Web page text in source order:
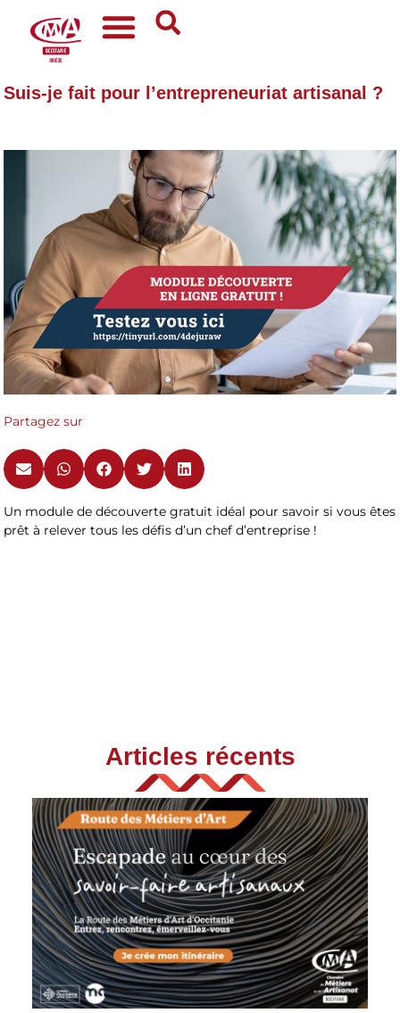
Suis-je fait pour l’entrepreneuriat artisanal ?
Partagez sur
Un module de découverte gratuit idéal pour savoir si vous êtes
prêt à relever tous les déﬁs d’un chef d’entreprise !
Articles récents